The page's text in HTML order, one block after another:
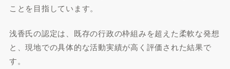
ことを目指しています。
浅香氏の認定は、既存の行政の枠組みを超えた柔軟な発想
と、現地での具体的な活動実績が高く評価された結果で
す。